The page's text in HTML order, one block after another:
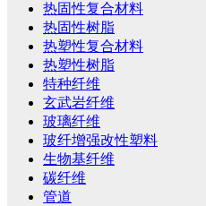
热固性复合材料
热固性树脂
热塑性复合材料
热塑性树脂
特种纤维
玄武岩纤维
玻璃纤维
玻纤增强改性塑料
生物基纤维
碳纤维
管道